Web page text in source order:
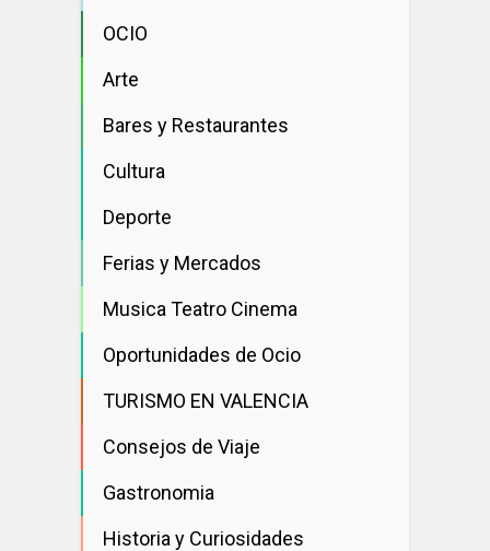
OCIO
Arte
Bares y Restaurantes
Cultura
Deporte
Ferias y Mercados
Musica Teatro Cinema
Oportunidades de Ocio
TURISMO EN VALENCIA
Consejos de Viaje
Gastronomia
Historia y Curiosidades